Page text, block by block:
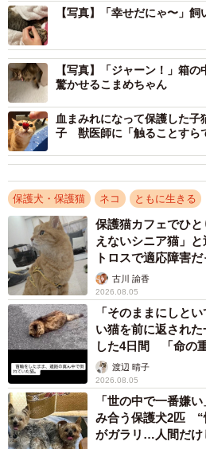
いました。
保護直後のこまめちゃん（提供：はみー
ーーいつ頃から「あんまり食べな
【写真】「幸せだにゃ〜」飼
【写真】「ジャーン！」箱
驚かせるこまめちゃん
血まみれになって保護した
子 獣医師に「触ることすら
保護犬・保護猫 ネコ ともに生きる
保護猫カフェでひ
えないシニア猫」
トロスで適応障害
古川 諭香
2026.08.05
「そのままにしと
い猫を前に返され
した4日間 「命の
体代表の訴え
渡辺 晴子
2026.08.05
「世の中で一番嫌
み合う保護犬2匹 “
がガラリ…人間だけ